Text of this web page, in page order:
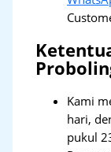
Kami
hari,
pukul